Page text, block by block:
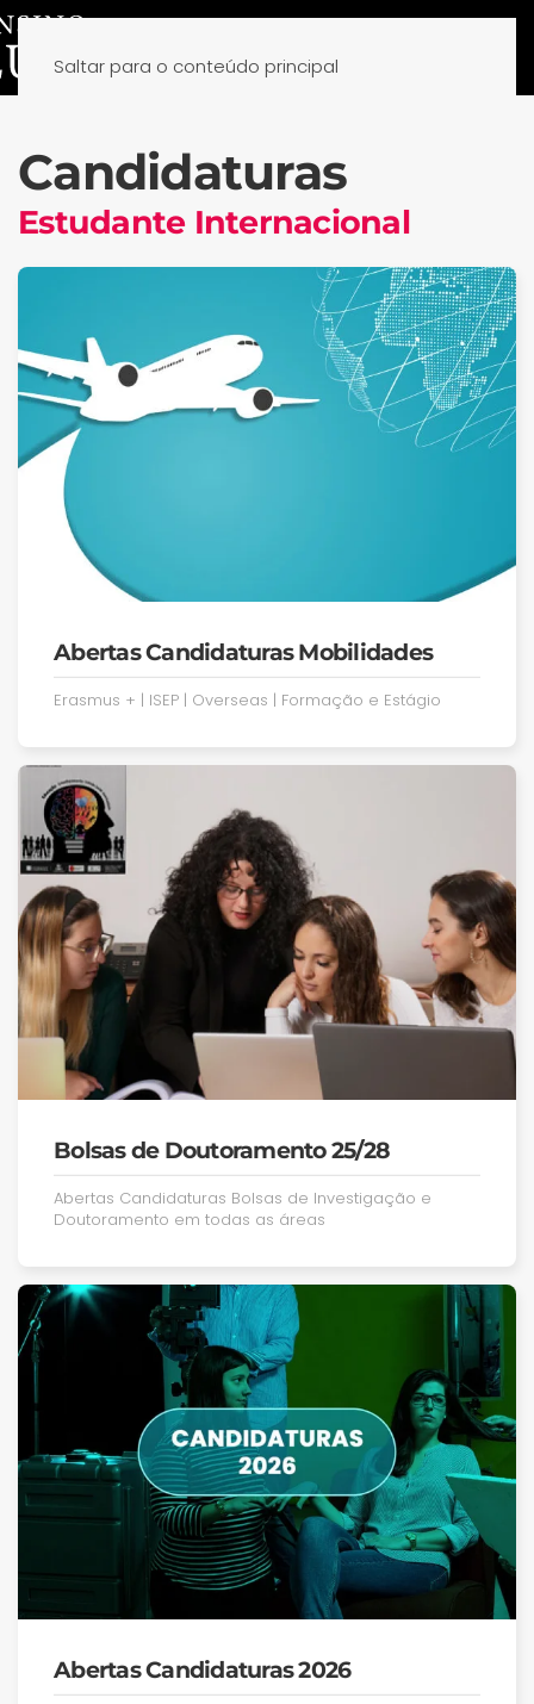
Saltar para o conteúdo principal
Candidaturas
Estudante Internacional
Abertas Candidaturas Mobilidades
Erasmus + | ISEP | Overseas | Formação e Estágio
Bolsas de Doutoramento 25/28
Abertas Candidaturas Bolsas de Investigação e
Doutoramento em todas as áreas
Abertas Candidaturas 2026